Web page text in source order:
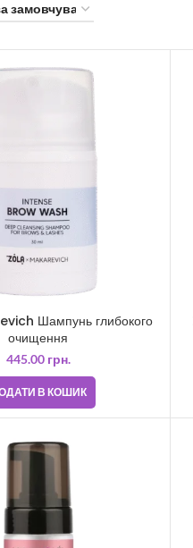
Шампунь глибокого
очищення
445.00 грн.
В КОШИК